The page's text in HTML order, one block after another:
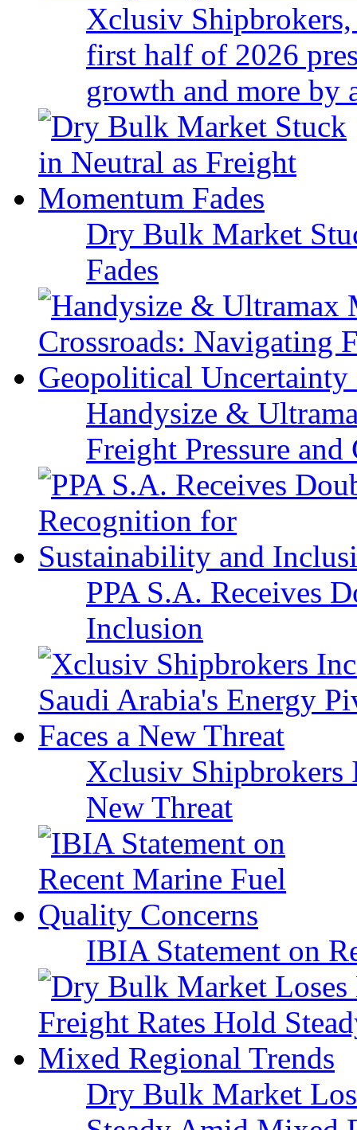
Xclusiv
first half of 2026
growth and more
Dry Bulk Market
Fades
Handysize &
Freight Pressure
PPA S.A. Receives
Inclusion
Xclusiv Shipbrokers
New Threat
IBIA Statement on
Dry Bulk Market